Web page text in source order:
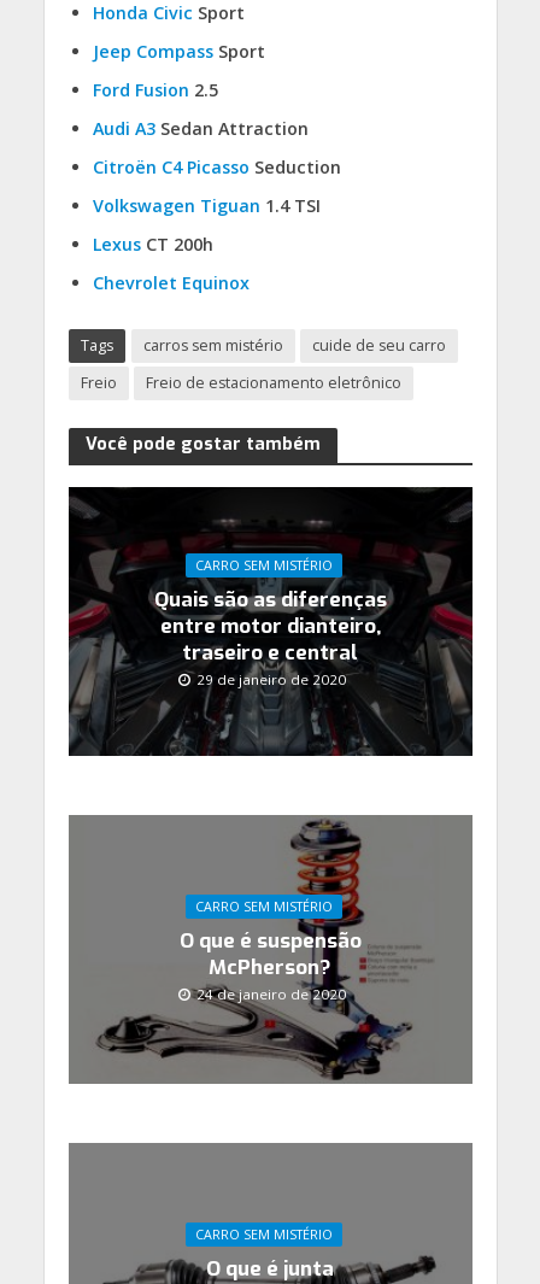
Honda Civic Sport
Jeep CompassSport
Ford Fusion 2.5
Audi A3Sedan Attraction
Citroën C4 Picasso Seduction
Volkswagen Tiguan 1.4 TSI
LexusCT 200h
Chevrolet Equinox
Tags carros sem mistério
cuide de seu carro
Freio
Freio de estacionamento eletrônico
Você pode gostar também
CARRO SEM MISTÉRIO
Quais são as diferenças
entre motor dianteiro,
traseiro e central
29 de janeiro de 2020
CARRO SEM MISTÉRIO
O que é suspensão
McPherson?
24 de janeiro de 2020
CARRO SEM MISTÉRIO
O que é junta